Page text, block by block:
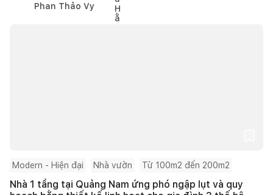
Phan Thảo Vy
Modern - Hiện đại Nhà vườn Từ 100m2 đến 200m2
Nhà 1 tầng tại Quảng Nam ứng phó ngập lụt và quy